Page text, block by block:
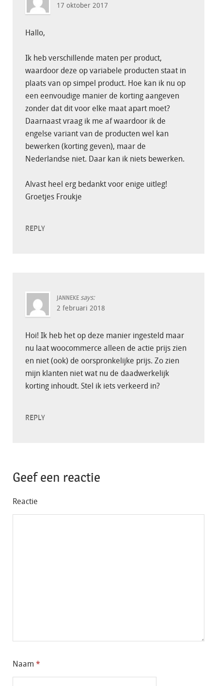
17 oktober 2017
Hallo,
Ik heb verschillende maten per product,
waardoor deze op variabele producten staat in
plaats van op simpel product. Hoe kan ik nu op
een eenvoudige manier de korting aangeven
zonder dat dit voor elke maat apart moet?
Daarnaast vraag ik me af waardoor ik de
engelse variant van de producten wel kan
bewerken (korting geven), maar de
Nederlandse niet. Daar kan ik niets bewerken.
Alvast heel erg bedankt voor enige uitleg!
Groetjes Froukje
REPLY
JANNEKE says:
2 februari 2018
Hoi! Ik heb het op deze manier ingesteld maar
nu laat woocommerce alleen de actie prijs zien
en niet (ook) de oorspronkelijke prijs. Zo zien
mijn klanten niet wat nu de daadwerkelijk
korting inhoudt. Stel ik iets verkeerd in?
REPLY
Geef een reactie
Reactie
Naam *